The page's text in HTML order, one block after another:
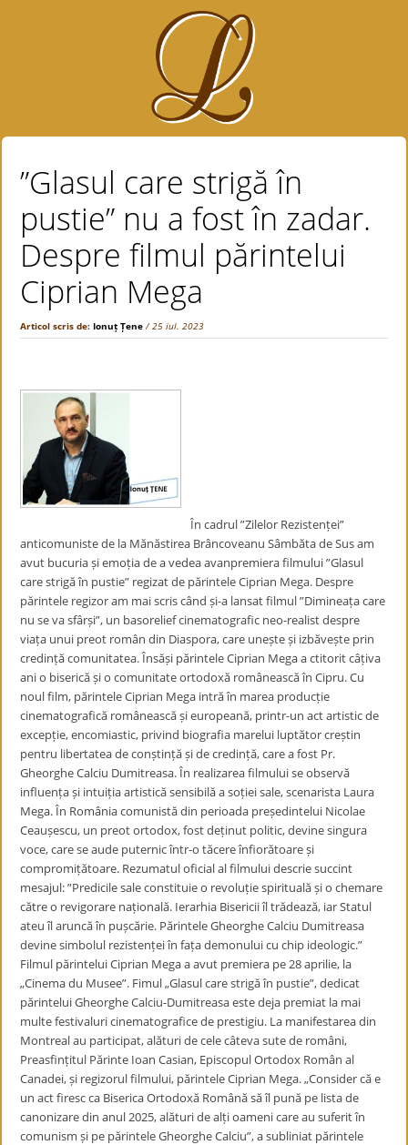
”Glasul care strigă în
pustie” nu a fost în zadar.
Despre filmul părintelui
Ciprian Mega
Articol scris de:Ionuț Țene / 25 iul. 2023
În cadrul ”Zilelor Rezistenței”
anticomuniste de la Mănăstirea Brâncoveanu Sâmbăta de Sus am
avut bucuria și emoția de a vedea avanpremiera filmului ”Glasul
care strigă în pustie” regizat de părintele Ciprian Mega. Despre
părintele regizor am mai scris când și-a lansat filmul ”Dimineața care
nu se va sfârși”, un basorelief cinematografic neo-realist despre
viața unui preot român din Diaspora, care unește și izbăvește prin
credință comunitatea. Însăși părintele Ciprian Mega a ctitorit câțiva
ani o biserică și o comunitate ortodoxă românească în Cipru. Cu
noul film, părintele Ciprian Mega intră în marea producție
cinematografică românească și europeană, printr-un act artistic de
excepție, encomiastic, privind biografia marelui luptător creștin
pentru libertatea de conștință și de credință, care a fost Pr.
Gheorghe Calciu Dumitreasa. În realizarea filmului se observă
influența și intuiția artistică sensibilă a soției sale, scenarista Laura
Mega. În România comunistă din perioada președintelui Nicolae
Ceaușescu, un preot ortodox, fost deținut politic, devine singura
voce, care se aude puternic într-o tăcere înfiorătoare și
compromițătoare. Rezumatul oficial al filmului descrie succint
mesajul: ”Predicile sale constituie o revoluție spirituală și o chemare
către o revigorare națională. Ierarhia Bisericii îl trădează, iar Statul
ateu îl aruncă în pușcărie. Părintele Gheorghe Calciu Dumitreasa
devine simbolul rezistenței în fața demonului cu chip ideologic.”
Filmul părintelui Ciprian Mega a avut premiera pe 28 aprilie, la
„Cinema du Musee”. Fimul „Glasul care strigă în pustie”, dedicat
părintelui Gheorghe Calciu-Dumitreasa este deja premiat la mai
multe festivaluri cinematografice de prestigiu. La manifestarea din
Montreal au participat, alături de cele câteva sute de români,
Preasfințitul Părinte Ioan Casian, Episcopul Ortodox Român al
Canadei, și regizorul filmului, părintele Ciprian Mega. „Consider că e
un act firesc ca Biserica Ortodoxă Română să îl pună pe lista de
canonizare din anul 2025, alături de alți oameni care au suferit în
comunism și pe părintele Gheorghe Calciu”, a subliniat părintele